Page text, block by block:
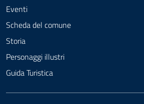
Eventi
Scheda del comune
Storia
Personaggi illustri
Guida Turistica